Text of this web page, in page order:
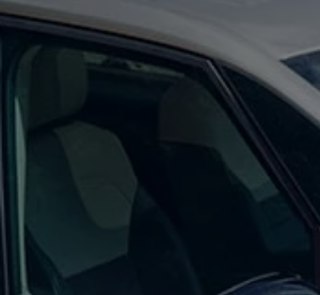
myVolkswagen Business
Elektrisch & Autonom
Elektro - & Hybridfahrzeuge
Unser Ansatz
Klimafreundlicher Strom
Ladelösungen für Privatkunden
Ladelösungen für Gewerbekunden
Wallbox und Ladekabel
Bidirektionales Laden
Förderung & Kosten der Elektrofahrzeuge
Fördermöglichkeiten für Privatkunden
Fördermöglichkeiten für Gewerbekunden
Mehr zum ID. Buzz